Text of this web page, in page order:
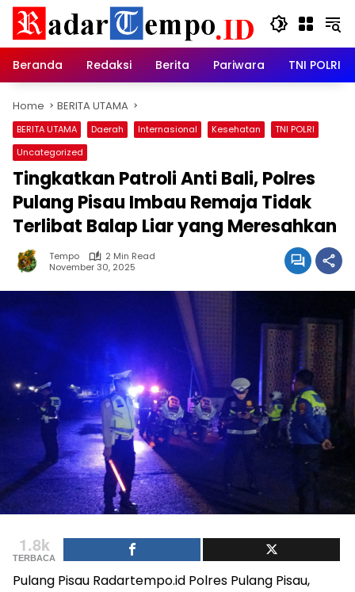
Skip
content
Beranda
Redaksi Berita Pariwara TNI POLRI
Home BERITA UTAMA
BERITA UTAMA Daerah Internasional Kesehatan
TNI POLRI
Uncategorized
Tingkatkan Patroli Anti Bali, Polres
Pulang Pisau Imbau Remaja Tidak
Terlibat Balap Liar yang Meresahkan
Tempo
2 Min Read
November 30, 2025
1.8k
TERBACA
Pulang Pisau Radartempo.id Polres Pulang Pisau,